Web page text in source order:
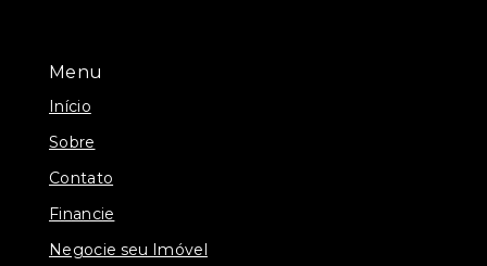
Menu
Início
Sobre
Contato
Financie
Negocie seu Imóvel